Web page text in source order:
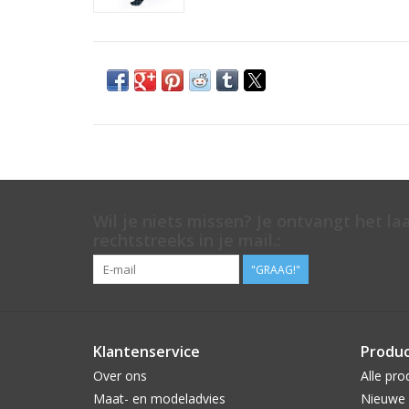
"GRAAG!"
Klantenservice
Over ons
Maat- en modeladvies
Alle